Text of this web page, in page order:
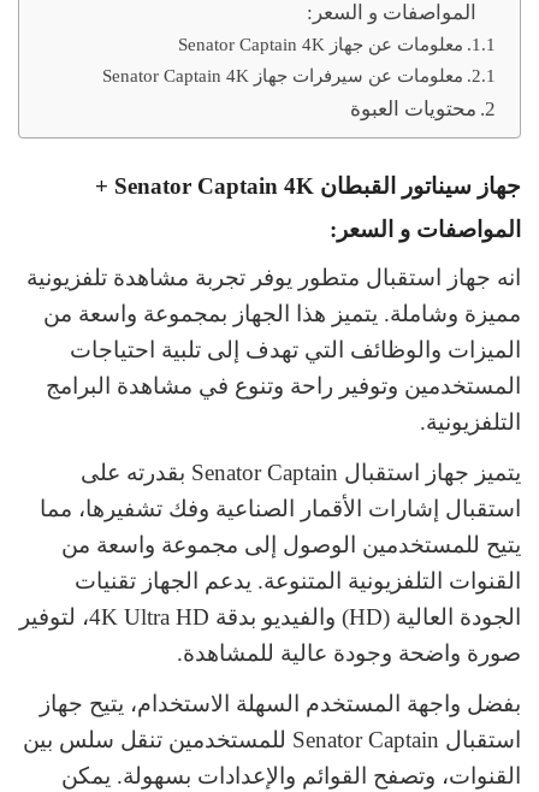
المواصفات و السعر:
معلومات عن جهاز Senator Captain 4K
معلومات عن سيرفرات جهاز Senator Captain 4K
محتويات العبوة
جهاز سيناتور القبطان Senator Captain 4K +
المواصفات و السعر:
انه جهاز استقبال متطور يوفر تجربة مشاهدة تلفزيونية
مميزة وشاملة. يتميز هذا الجهاز بمجموعة واسعة من
الميزات والوظائف التي تهدف إلى تلبية احتياجات
المستخدمين وتوفير راحة وتنوع في مشاهدة البرامج
التلفزيونية.
يتميز جهاز استقبال Senator Captain بقدرته على
استقبال إشارات الأقمار الصناعية وفك تشفيرها، مما
يتيح للمستخدمين الوصول إلى مجموعة واسعة من
القنوات التلفزيونية المتنوعة. يدعم الجهاز تقنيات
الجودة العالية (HD) والفيديو بدقة 4K Ultra HD، لتوفير
صورة واضحة وجودة عالية للمشاهدة.
بفضل واجهة المستخدم السهلة الاستخدام، يتيح جهاز
استقبال Senator Captain للمستخدمين تنقل سلس بين
القنوات، وتصفح القوائم والإعدادات بسهولة. يمكن